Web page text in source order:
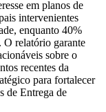
em planos de
intervenientes
enquanto 40%
O relatório garante
​​sobre o
recentes da
para fortalecer
de Entrega de